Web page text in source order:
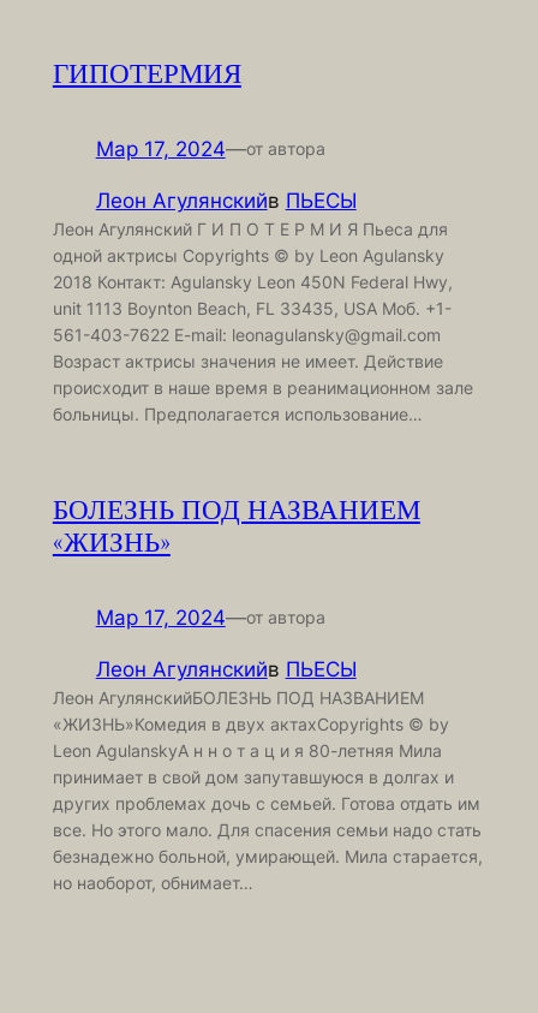
ГИПОТЕРМИЯ
Мар 17, 2024—от автора
Леон Агулянскийв ПЬЕСЫ
Леон Агулянский Г И П О Т Е Р М И Я Пьеса для
одной актрисы Copyrights © by Leon Agulansky
2018 Контакт: Agulansky Leon 450N Federal Hwy,
unit 1113 Boynton Beach, FL 33435, USA Моб. +1-
561-403-7622 E-mail: leonagulansky@gmail.com
Возраст актрисы значения не имеет. Действие
происходит в наше время в реанимационном зале
больницы. Предполагается использование…
БОЛЕЗНЬ ПОД НАЗВАНИЕМ
«ЖИЗНЬ»
Мар 17, 2024—от автора
Леон Агулянскийв ПЬЕСЫ
Леон АгулянскийБОЛЕЗНЬ ПОД НАЗВАНИЕМ
«ЖИЗНЬ»Комедия в двух актахCopyrights © by
Leon AgulanskyА н н о т а ц и я 80-летняя Мила
принимает в свой дом запутавшуюся в долгах и
других проблемах дочь с семьей. Готова отдать им
все. Но этого мало. Для спасения семьи надо стать
безнадежно больной, умирающей. Мила старается,
но наоборот, обнимает…